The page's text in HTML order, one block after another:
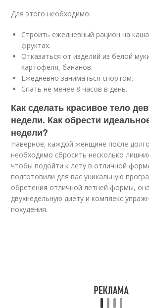
Для этого необходимо:
Строить ежедневный рацион на
фруктах.
Отказаться от изделий из белой
картофеля, бананов.
Ежедневно заниматься спортом.
Спать не менее 8 часов в день.
Как сделать красивое тело
недели. Как обрести
недели?
Наверное, каждой женщине после
необходимо сбросить несколько
чтобы подойти к лету в отличной
подготовили для вас уникальную
обретения отличной летней формы,
двухнедельную диету и комплекс
похудения.